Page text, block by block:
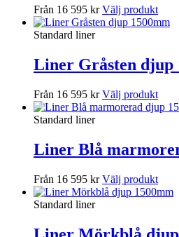
Från 16 595 kr Välj produkt
Standard liner
Liner Gråsten djup
Från 16 595 kr Välj produkt
Standard liner
Liner Blå
Från 16 595 kr Välj produkt
Standard liner